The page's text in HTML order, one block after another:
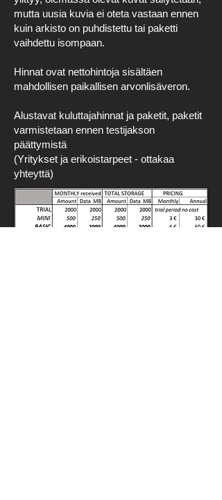
mutta uusia kuvia ei oteta vastaan ennen
kuin arkisto on puhdistettu tai paketti
vaihdettu isompaan.
Hinnat ovat nettohintoja sisältäen
mahdollisen paikallisen arvonlisäveron.
Alustavat kuluttajahinnat ja paketit, paketit
varmistetaan ennen testijakson
päättymistä
(Yritykset ja erikoistarpeet - ottakaa
yhteyttä)